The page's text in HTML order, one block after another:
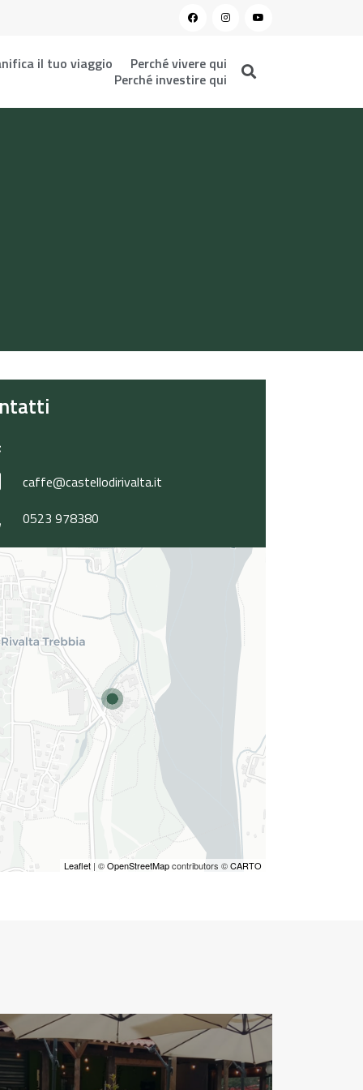
il tuo viaggio
Perché vivere qui
Perché investire qui
caffe@castellodirivalta.it
0523 978380
Leaflet | ©OpenStreetMapcontributors ©CARTO